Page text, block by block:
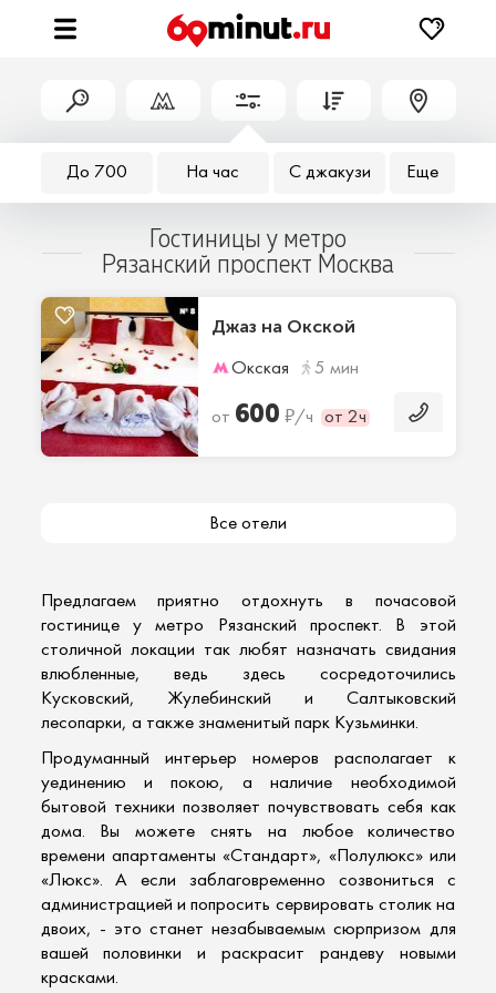
До 700 На час С джакузи Еще
Гостиницы у метро
Рязанский проспект Москва
Джаз на Окской
Окская 5 мин
от 600 ₽/ч от 2ч
Все отели
Предлагаем приятно отдохнуть в почасовой
гостинице
у метро Рязанский проспект. В этой
столичной локации так любят назначать свидания
влюбленные, ведь здесь сосредоточились
Кусковский, Жулебинский и Салтыковский
лесопарки, а также знаменитый парк Кузьминки.
Продуманный интерьер номеров располагает к
уединению и покою, а наличие необходимой
бытовой техники позволяет почувствовать себя как
дома. Вы можете снять на любое количество
времени апартаменты «Стандарт», «Полулюкс» или
«Люкс». А если заблаговременно созвониться с
администрацией и попросить сервировать столик на
двоих, - это станет незабываемым сюрпризом для
вашей половинки и раскрасит рандеву новыми
красками.